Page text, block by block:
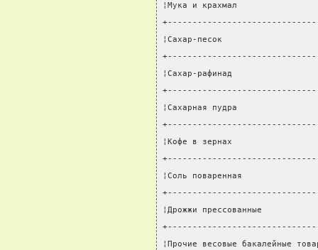
¦Мука и крахмал
¦Сахар-песок
¦Сахар-рафинад
¦Сахарная пудра
¦Кофе в зернах
¦Соль поваренная
¦Дрожжи прессованные
¦Прочие весовые